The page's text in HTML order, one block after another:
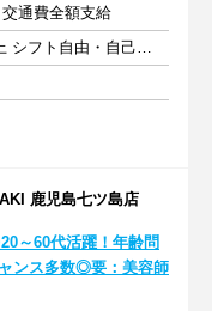
通費全額支給
週1日以上 1日3時間以上 シフト自由・自己申告
鹿児島七ツ島店
～60代活躍！年齢問
ンス多数◎要：美容師